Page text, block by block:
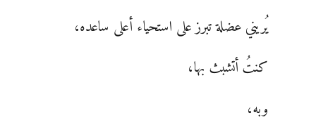
يُريني عضلة تبرز على استحياء أعلى ساعده،
كنتُ أتشبث بها،
وبه،